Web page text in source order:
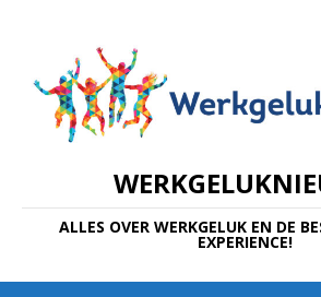
ALLES OVER WERKGELUK EN DE
EXPERIENCE!